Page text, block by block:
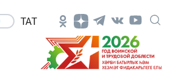
ТАТ